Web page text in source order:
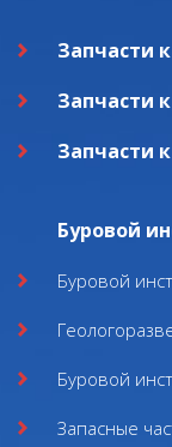
Запчасти
Запчасти
Запчасти
Буровой
Буровой
Буровой
Запасные